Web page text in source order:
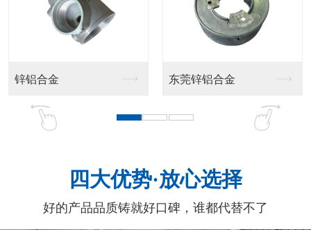
锌铝合金 东莞锌铝合金
四大优势·放心选择
好的产品品质铸就好口碑，谁都代替不了